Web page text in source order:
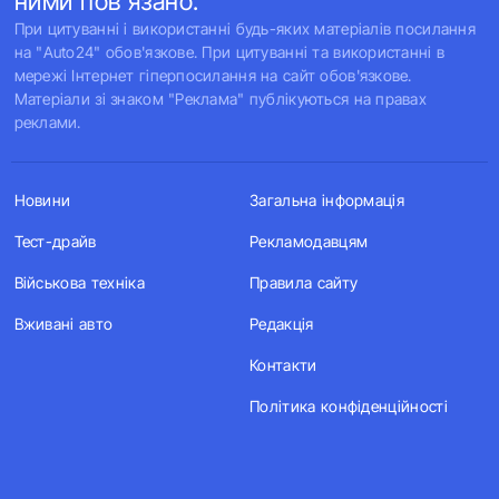
При цитуванні і використанні будь-яких матеріалів посилання
на "Auto24" обов'язкове. При цитуванні та використанні в
мережі Інтернет гіперпосилання на сайт обов'язкове.
Матеріали зі знаком "Реклама" публікуються на правах
реклами.
Новини
Тест-драйв
Військова техніка
Вживані авто
Загальна інформація
Рекламодавцям
Правила сайту
Редакція
Контакти
Політика конфіденційності